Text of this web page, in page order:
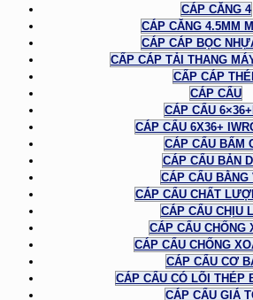
CÁP CĂNG 4
CÁP CĂNG 4.5MM
CÁP CÁP BỌC
CẤP CÁP TẢI THANG
CẤP CÁP
CÁP CẨU
CÁP CẨU
CÁP CẨU 6X36+
CÁP CẨU BẤM
CÁP CẨU BẢN
CÁP CẨU BẰNG
CÁP CẨU CHẤT
CÁP CẨU CHỊU
CÁP CẨU CHỐNG
CÁP CẨU CHỐNG
CÁP CẨU CƠ
CÁP CẨU CÓ LÕI THÉP
CÁP CẨU GIÁ